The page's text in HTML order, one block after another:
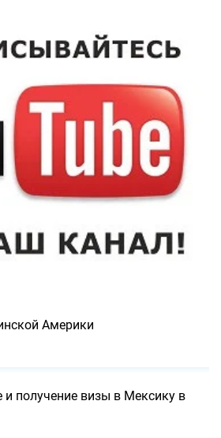
Америки
получение визы в Мексику в